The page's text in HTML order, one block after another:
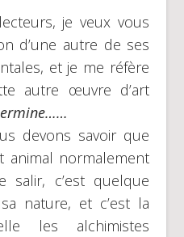
je veux vous
d’une autre de ses
et je me réfère
autre œuvre d’art
devons savoir que
animal normalement
salir, c’est quelque
nature, et c’est la
les alchimistes